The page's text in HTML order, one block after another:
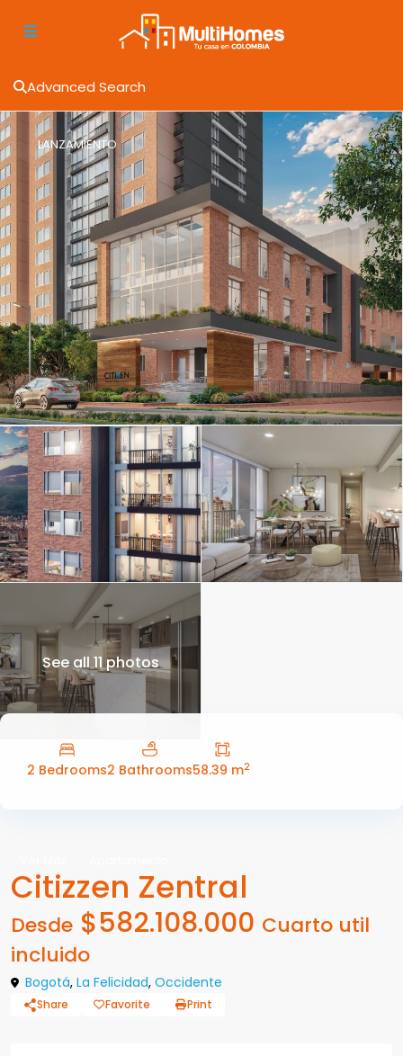
Advanced Search
LANZAMIENTO
See all 11 photos
2 Bedrooms2 Bathrooms58.39 m2
Citizzen Zentral
Desde $582.108.000 Cuarto util
incluido
Bogotá, La Felicidad, Occidente
Share Favorite Print